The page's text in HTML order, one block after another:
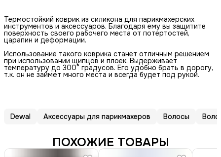
Термостойкий коврик из силикона для парикмахерских
инструментов и аксессуаров. Благодаря ему вы защитите
поверхность своего рабочего места от потертостей,
царапин и деформации.
Использование такого коврика станет отличным решением
при использовании щипцов и плоек. Выдерживает
температуру до 300° градусов. Его удобно брать в дорогу,
т.к. он не займёт много места и всегда будет под рукой.
Dewal Аксессуары для парикмахеров Волосы
ПОХОЖИЕ ТОВАРЫ